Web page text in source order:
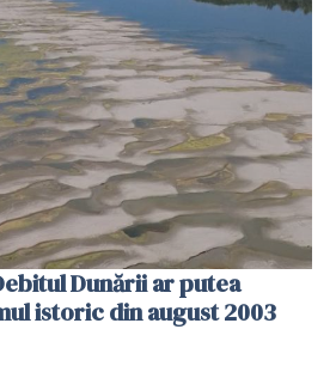
Dunării ar putea
istoric din august 2003